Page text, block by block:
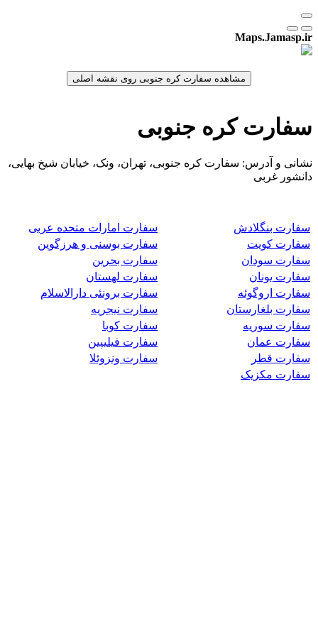
Maps.Jamasp.ir
سفارت کره جنوبی
نشانی و آدرس: سفارت کره جنوبی، تهران، ونک، خیابان شیخ بهایی،
دانشور غربی
سفارت بنگلادش
سفارت امارات متحده عربی
سفارت کویت
سفارت بوسنی و هرزگوین
سفارت سودان
سفارت بحرین
سفارت یونان
سفارت لهستان
سفارت اروگوئه
سفارت برونئی دارالاسلام
سفارت بلغارستان
سفارت نیجریه
سفارت سوریه
سفارت کوبا
سفارت عمان
سفارت فیلیپین
سفارت قطر
سفارت ونزوئلا
سفارت مکزیک